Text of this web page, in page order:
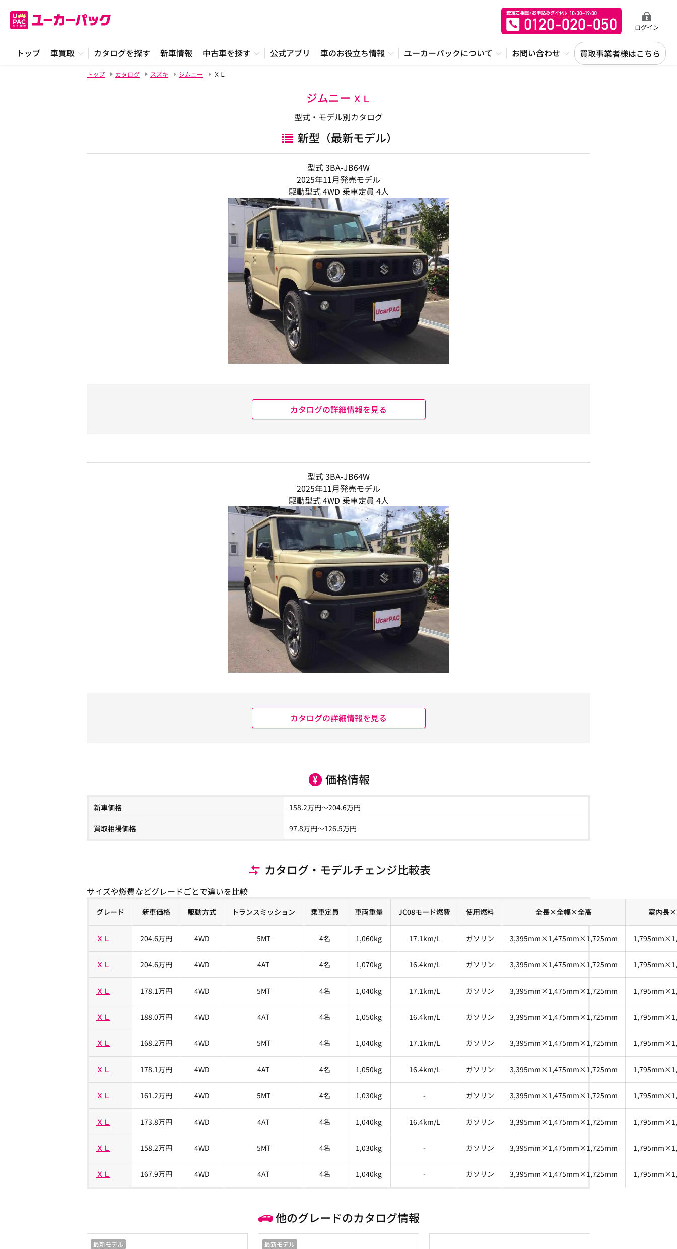
ログイン
トップ 車買取 カタログを探す 新車情報 中古車を探す 公式アプリ 車のお役立ち情報 ユーカーパックについて お問い合わせ 買取事業者様はこちら
トップ カタログ スズキ ジムニー ＸＬ
ジムニー ＸＬ
型式・モデル別カタログ
新型（最新モデル）
型式 3BA-JB64W
2025年11月発売モデル
駆動型式 4WD 乗車定員 4人
カタログの詳細情報を見る
型式 3BA-JB64W
2025年11月発売モデル
駆動型式 4WD 乗車定員 4人
カタログの詳細情報を見る
価格情報
新車価格 158.2万円～204.6万円
買取相場価格 97.8万円〜126.5万円
カタログ・モデルチェンジ比較表
サイズや燃費などグレードごとで違いを比較
グレード 新車価格 駆動方式 トランスミッション 乗車定員 車両重量 JC08モード燃費 使用燃料 全長×全幅×全高 室内長
ＸＬ 204.6万円 4WD 5MT 4名 1,060kg 17.1km/L ガソリン 3,395mm×1,475mm×1,725mm
ＸＬ 204.6万円 4WD 4AT 4名 1,070kg 16.4km/L ガソリン 3,395mm×1,475mm×1,725mm
ＸＬ 178.1万円 4WD 5MT 4名 1,040kg 17.1km/L ガソリン 3,395mm×1,475mm×1,725mm
ＸＬ 188.0万円 4WD 4AT 4名 1,050kg 16.4km/L ガソリン 3,395mm×1,475mm×1,725mm
ＸＬ 168.2万円 4WD 5MT 4名 1,040kg 17.1km/L ガソリン 3,395mm×1,475mm×1,725mm
ＸＬ 178.1万円 4WD 4AT 4名 1,050kg 16.4km/L ガソリン 3,395mm×1,475mm×1,725mm
ＸＬ 161.2万円 4WD 5MT 4名 1,030kg - ガソリン 3,395mm×1,475mm×1,725mm
ＸＬ 173.8万円 4WD 4AT 4名 1,040kg 16.4km/L ガソリン 3,395mm×1,475mm×1,725mm
ＸＬ 158.2万円 4WD 5MT 4名 1,030kg - ガソリン 3,395mm×1,475mm×1,725mm
ＸＬ 167.9万円 4WD 4AT 4名 1,040kg - ガソリン 3,395mm×1,475mm×1,725mm
他のグレードのカタログ情報
最新モデル 最新モデル